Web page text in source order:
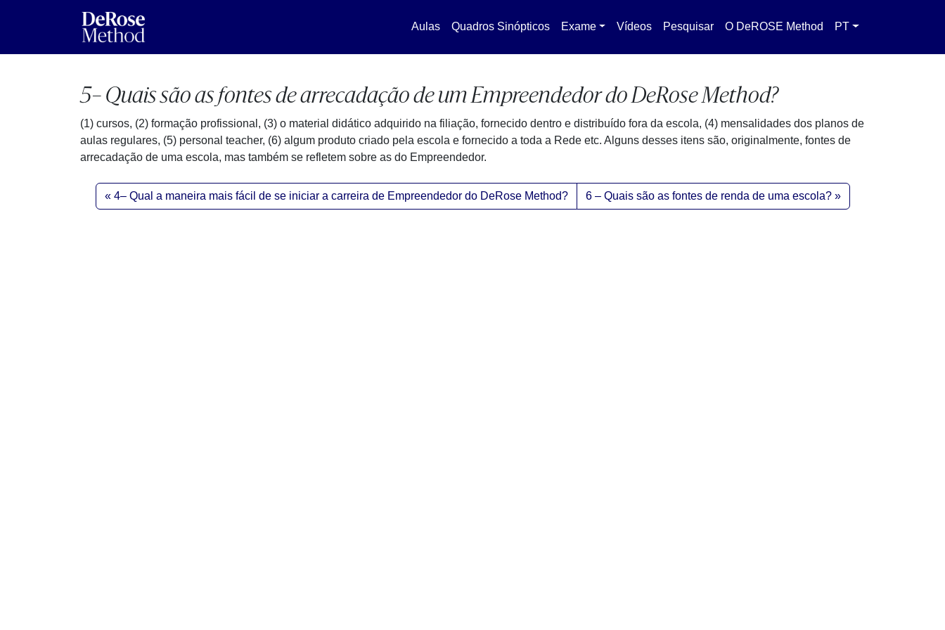
Aulas Quadros Sinópticos Exame Vídeos Pesquisar O DeROSE Method PT
5– Quais são as fontes de arrecadação de um Empreendedor do DeRose Method?
(1) cursos, (2) formação profissional, (3) o material didático adquirido na filiação, fornecido dentro e distribuído fora da escola, (4) mensalidades dos planos de
aulas regulares, (5) personal teacher, (6) algum produto criado pela escola e fornecido a toda a Rede etc. Alguns desses itens são, originalmente, fontes de
arrecadação de uma escola, mas também se refletem sobre as do Empreendedor.
4– Qual a maneira mais fácil de se iniciar a carreira de Empreendedor do DeRose Method? 6 – Quais são as fontes de renda de uma escola?